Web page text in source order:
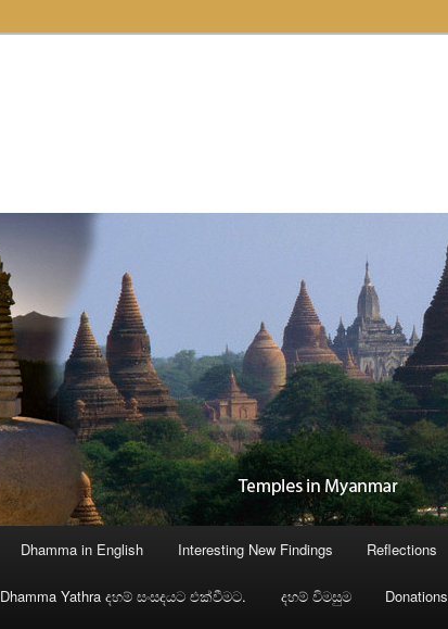
Dhamma in English Interesting New Findings Reflections
Dhamma Yathra දහම් සංසදයට එක්වීමට. දහම් විමසුම Donations